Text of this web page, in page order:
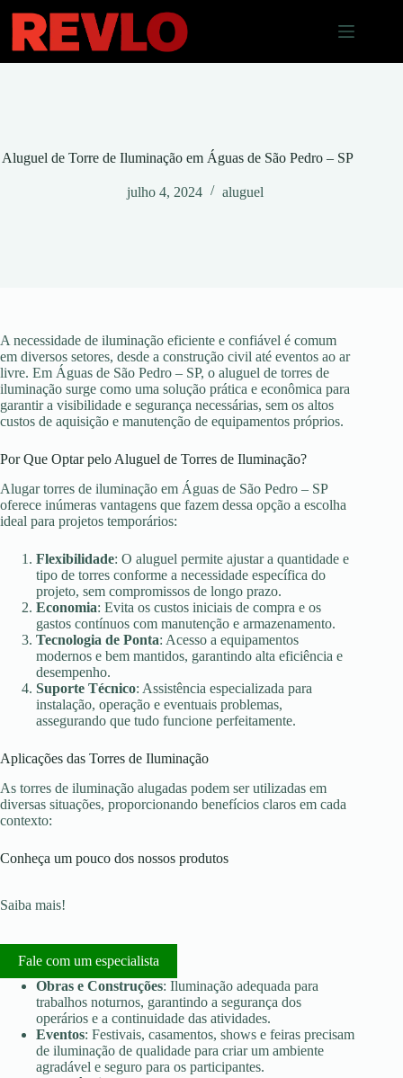
para
conteúdo
Aluguel de Torre de Iluminação em Águas de São Pedro – SP
julho 4, 2024 aluguel
A necessidade de iluminação eficiente e confiável é comum
em diversos setores, desde a construção civil até eventos ao ar
livre. Em Águas de São Pedro – SP, o aluguel de torres de
iluminação surge como uma solução prática e econômica para
garantir a visibilidade e segurança necessárias, sem os altos
custos de aquisição e manutenção de equipamentos próprios.
Por Que Optar pelo Aluguel de Torres de Iluminação?
Alugar torres de iluminação em Águas de São Pedro – SP
oferece inúmeras vantagens que fazem dessa opção a escolha
ideal para projetos temporários:
Flexibilidade: O aluguel permite ajustar a quantidade e
tipo de torres conforme a necessidade específica do
projeto, sem compromissos de longo prazo.
Economia: Evita os custos iniciais de compra e os
gastos contínuos com manutenção e armazenamento.
Tecnologia de Ponta: Acesso a equipamentos
modernos e bem mantidos, garantindo alta eficiência e
desempenho.
Suporte Técnico: Assistência especializada para
instalação, operação e eventuais problemas,
assegurando que tudo funcione perfeitamente.
Aplicações das Torres de Iluminação
As torres de iluminação alugadas podem ser utilizadas em
diversas situações, proporcionando benefícios claros em cada
contexto:
Conheça um pouco dos nossos produtos
Saiba mais!
Fale com um especialista
Obras e Construções: Iluminação adequada para
trabalhos noturnos, garantindo a segurança dos
operários e a continuidade das atividades.
Eventos: Festivais, casamentos, shows e feiras precisam
de iluminação de qualidade para criar um ambiente
agradável e seguro para os participantes.